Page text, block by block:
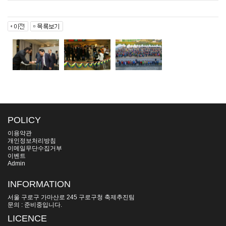
POLICY
이용약관
개인정보처리방침
이메일무단수집거부
이벤트
Admin
INFORMATION
서울 구로구 가마산로 245 구로구청 축제추진팀
문의 : 준비중입니다.
LICENCE